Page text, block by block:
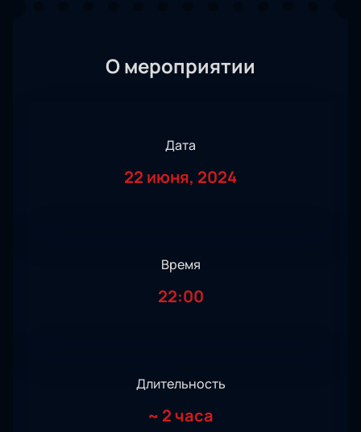
О мероприятии
Дата
22 июня, 2024
Время
22:00
Длительность
~ 2 часа